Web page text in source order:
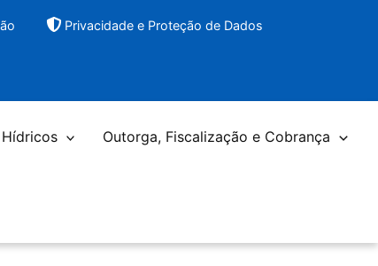
Privacidade e Proteção de Dados
Outorga, Fiscalização e Cobrança